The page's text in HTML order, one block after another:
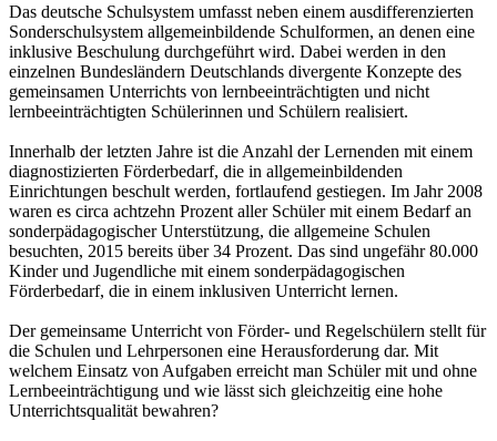
Das deutsche Schulsystem umfasst neben einem ausdifferenzierten
Sonderschulsystem allgemeinbildende Schulformen, an denen eine
inklusive Beschulung durchgeführt wird. Dabei werden in den
einzelnen Bundesländern Deutschlands divergente Konzepte des
gemeinsamen Unterrichts von lernbeeinträchtigten und nicht
lernbeeinträchtigten Schülerinnen und Schülern realisiert.
Innerhalb der letzten Jahre ist die Anzahl der Lernenden mit einem
diagnostizierten Förderbedarf, die in allgemeinbildenden
Einrichtungen beschult werden, fortlaufend gestiegen. Im Jahr 2008
waren es circa achtzehn Prozent aller Schüler mit einem Bedarf an
sonderpädagogischer Unterstützung, die allgemeine Schulen
besuchten, 2015 bereits über 34 Prozent. Das sind ungefähr 80.000
Kinder und Jugendliche mit einem sonderpädagogischen
Förderbedarf, die in einem inklusiven Unterricht lernen.
Der gemeinsame Unterricht von Förder- und Regelschülern stellt für
die Schulen und Lehrpersonen eine Herausforderung dar. Mit
welchem Einsatz von Aufgaben erreicht man Schüler mit und ohne
Lernbeeinträchtigung und wie lässt sich gleichzeitig eine hohe
Unterrichtsqualität bewahren?